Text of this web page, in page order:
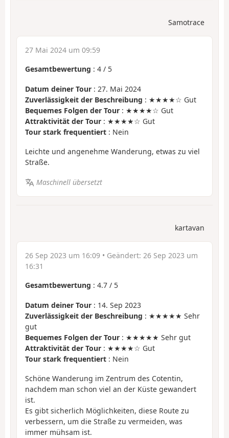
Samotrace
27 Mai 2024 um 09:59
Gesamtbewertung : 4 / 5
Datum deiner Tour : 27. Mai 2024
Zuverlässigkeit der Beschreibung : ★★★★☆ Gut
Bequemes Folgen der Tour : ★★★★☆ Gut
Attraktivität der Tour : ★★★★☆ Gut
Tour stark frequentiert : Nein
Leichte und angenehme Wanderung, etwas zu viel
Straße.
Maschinell übersetzt
kartavan
26 Sep 2023 um 16:09 • Geändert: 26 Sep 2023 um
16:31
Gesamtbewertung : 4.7 / 5
Datum deiner Tour : 14. Sep 2023
Zuverlässigkeit der Beschreibung : ★★★★★ Sehr
gut
Bequemes Folgen der Tour : ★★★★★ Sehr gut
Attraktivität der Tour : ★★★★☆ Gut
Tour stark frequentiert : Nein
Schöne Wanderung im Zentrum des Cotentin,
nachdem man schon viel an der Küste gewandert
ist.
Es gibt sicherlich Möglichkeiten, diese Route zu
verbessern, um die Straße zu vermeiden, was
immer mühsam ist.